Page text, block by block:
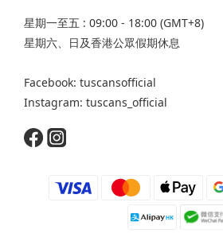
星期一至五 : 09:00 - 18:00 (GMT+8)
星期六、日及香港公眾假期休息
Facebook: tuscansofficial
Instagram: tuscans_official